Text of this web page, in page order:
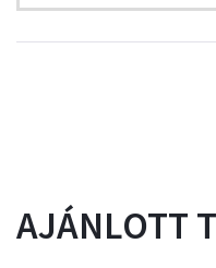
AJÁNLOTT